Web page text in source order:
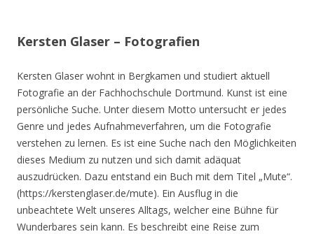
Kersten Glaser – Fotografien
Kersten Glaser wohnt in Bergkamen und studiert aktuell
Fotografie an der Fachhochschule Dortmund. Kunst ist eine
persönliche Suche. Unter diesem Motto untersucht er jedes
Genre und jedes Aufnahmeverfahren, um die Fotografie
verstehen zu lernen. Es ist eine Suche nach den Möglichkeiten
dieses Medium zu nutzen und sich damit adäquat
auszudrücken. Dazu entstand ein Buch mit dem Titel „Mute“.
(https://kerstenglaser.de/mute). Ein Ausflug in die
unbeachtete Welt unseres Alltags, welcher eine Bühne für
Wunderbares sein kann. Es beschreibt eine Reise zum